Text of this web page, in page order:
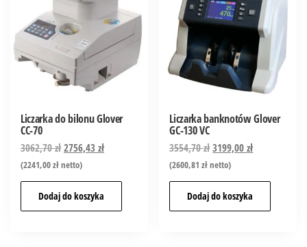
Liczarka do bilonu Glover
CC-70
3062,70zł2756,43zł
(2241,00złnetto)
Dodaj do koszyka
Liczarka banknotów Glover
GC-130 VC
3554,70zł3199,00zł
(2600,81złnetto)
Dodaj do koszyka